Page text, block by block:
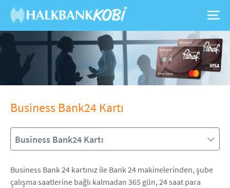
Business Bank24 Kartı
Business Bank24 Kartı
Business Bank 24 kartınız ile Bank 24 makinelerinden, şube
çalışma saatlerine bağlı kalmadan 365 gün, 24 saat para